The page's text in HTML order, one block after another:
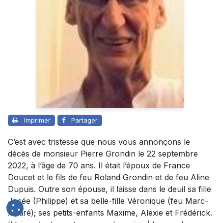
Imprimer Partager
C’est avec tristesse que nous vous annonçons le
décès de monsieur Pierre Grondin le 22 septembre
2022, à l’âge de 70 ans. Il était l’époux de France
Doucet et le fils de feu Roland Grondin et de feu Aline
Dupuis. Outre son épouse, il laisse dans le deuil sa fille
Josée (Philippe) et sa belle-fille Véronique (feu Marc-
André); ses petits-enfants Maxime, Alexie et Frédérick.